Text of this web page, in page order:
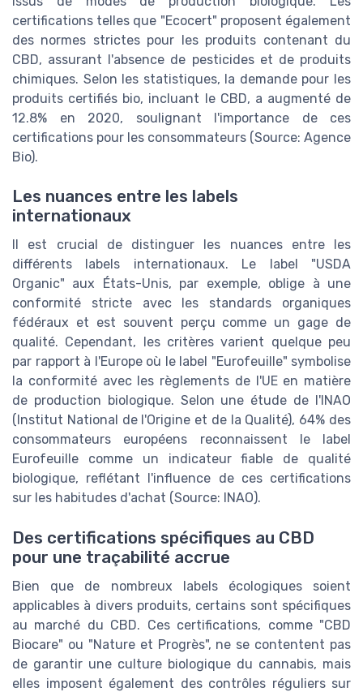
certifications telles que "Ecocert" proposent également
des normes strictes pour les produits contenant du
CBD, assurant l'absence de pesticides et de produits
chimiques. Selon les statistiques, la demande pour les
produits certifiés bio, incluant le CBD, a augmenté de
12.8% en 2020, soulignant l'importance de ces
certifications pour les consommateurs (Source: Agence
Bio).
Les nuances entre les labels
internationaux
Il est crucial de distinguer les nuances entre les
différents labels internationaux. Le label "USDA
Organic" aux États-Unis, par exemple, oblige à une
conformité stricte avec les standards organiques
fédéraux et est souvent perçu comme un gage de
qualité. Cependant, les critères varient quelque peu
par rapport à l'Europe où le label "Eurofeuille" symbolise
la conformité avec les règlements de l'UE en matière
de production biologique. Selon une étude de l'INAO
(Institut National de l'Origine et de la Qualité), 64% des
consommateurs européens reconnaissent le label
Eurofeuille comme un indicateur fiable de qualité
biologique, reflétant l'influence de ces certifications
sur les habitudes d'achat (Source: INAO).
Des certifications spécifiques au CBD
pour une traçabilité accrue
Bien que de nombreux labels écologiques soient
applicables à divers produits, certains sont spécifiques
au marché du CBD. Ces certifications, comme "CBD
Biocare" ou "Nature et Progrès", ne se contentent pas
de garantir une culture biologique du cannabis, mais
elles imposent également des contrôles réguliers sur